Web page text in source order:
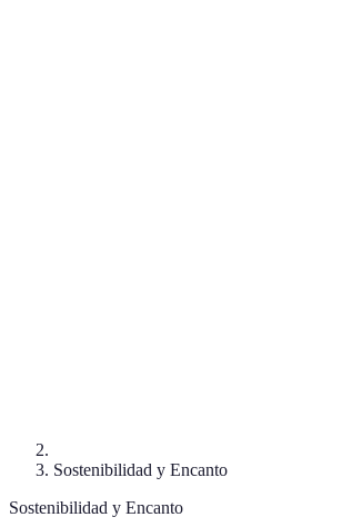
Sostenibilidad y Encanto
Sostenibilidad y Encanto